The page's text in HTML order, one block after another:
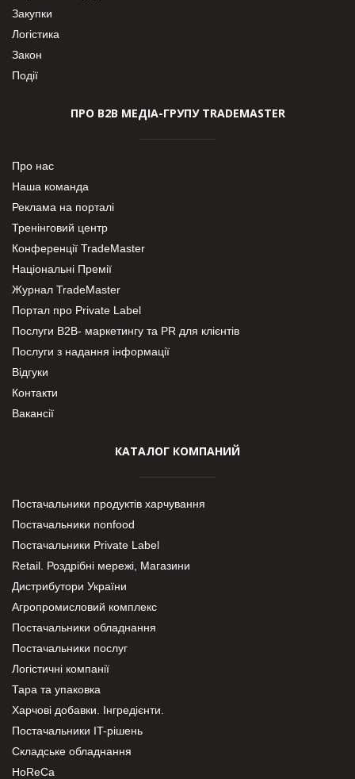
Закупки
Логістика
Закон
Події
ПРО В2В МЕДІА-ГРУПУ TRADEMASTER
Про нас
Наша команда
Реклама на порталі
Тренінговий центр
Конференції TradeMaster
Національні Премії
Журнал TradeMaster
Портал про Private Label
Послуги В2В- маркетингу та PR для клієнтів
Послуги з надання інформації
Відгуки
Контакти
Вакансії
КАТАЛОГ КОМПАНИЙ
Постачальники продуктів харчування
Постачальники nonfood
Постачальники Private Label
Retail. Роздрібні мережі, Магазини
Дистрибутори України
Агропромисловий комплекс
Постачальники обладнання
Постачальники послуг
Логістичні компанії
Тара та упаковка
Харчові добавки. Інгредієнти.
Постачальники IT-рішень
Складське обладнання
HoReCa